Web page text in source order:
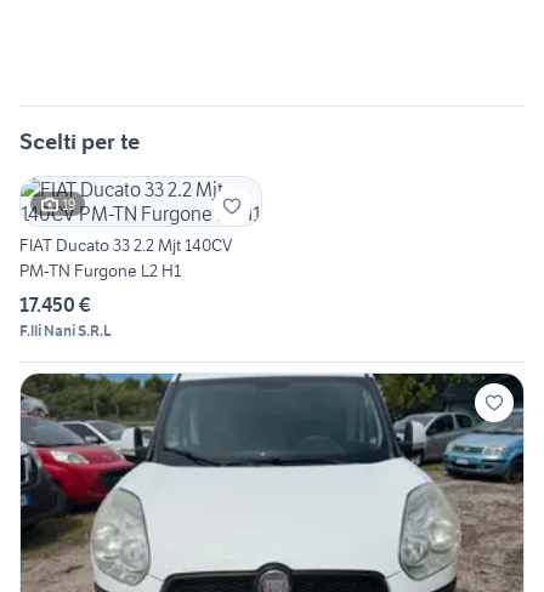
Scelti per te
19
FIAT Ducato 33 2.2 Mjt 140CV
PM-TN Furgone L2 H1
17.450 €
F.lli Nani S.R.L